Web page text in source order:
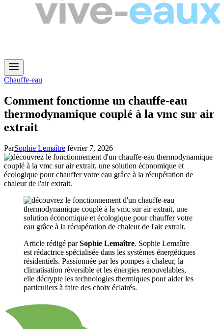
Chauffe-eau
Comment fonctionne un chauffe-eau
thermodynamique couplé à la vmc sur air
extrait
ParSophie Lemaître février 7, 2026
Article rédigé parSophie Lemaître. Sophie Lemaître
est rédactrice spécialisée dans les systèmes énergétiques
résidentiels. Passionnée par les pompes à chaleur, la
climatisation réversible et les énergies renouvelables,
elle décrypte les technologies thermiques pour aider les
particuliers à faire des choix éclairés.